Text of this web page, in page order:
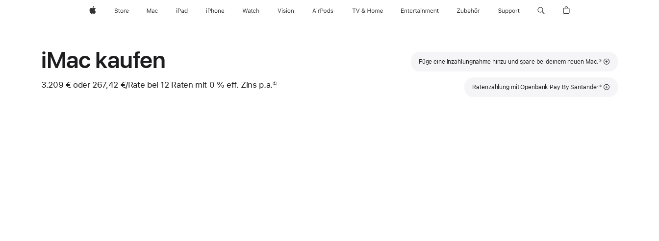
AppleStore Mac iPad iPhone Watch Vision AirPods TV & Home Entertainment Zubehör Support
iMac kaufen
3.209 € oder 267,42 €/Rate pro
bei 12 Raten mit 0 % eff. Zins p.a.①
Füge eine Inzahlungnahme hinzu und spare bei deinem neuen Mac.
Fußnote
②
Ratenzahlung mit Openbank Pay By Santander
Fußnote
①